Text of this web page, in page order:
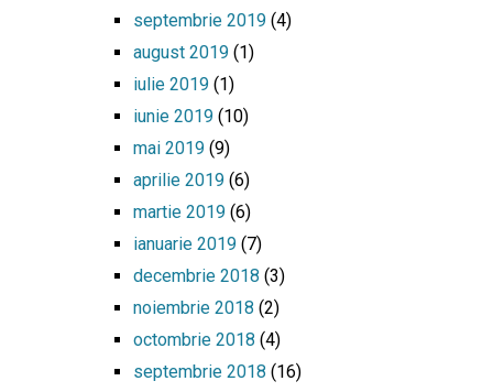
septembrie 2019(4)
august 2019(1)
iulie 2019(1)
iunie 2019(10)
mai 2019(9)
aprilie 2019(6)
martie 2019(6)
ianuarie 2019(7)
decembrie 2018 (3)
noiembrie 2018 (2)
octombrie 2018 (4)
septembrie 2018 (16)